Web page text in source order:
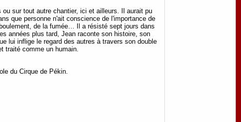
sur tout autre chantier, ici et ailleurs. Il aurait pu
que personne n'ait conscience de l'importance de
de la fumée… Il a résisté sept jours dans
années plus tard, Jean raconte son histoire, son
lui inflige le regard des autres à travers son double
traité comme un humain.
du Cirque de Pékin.